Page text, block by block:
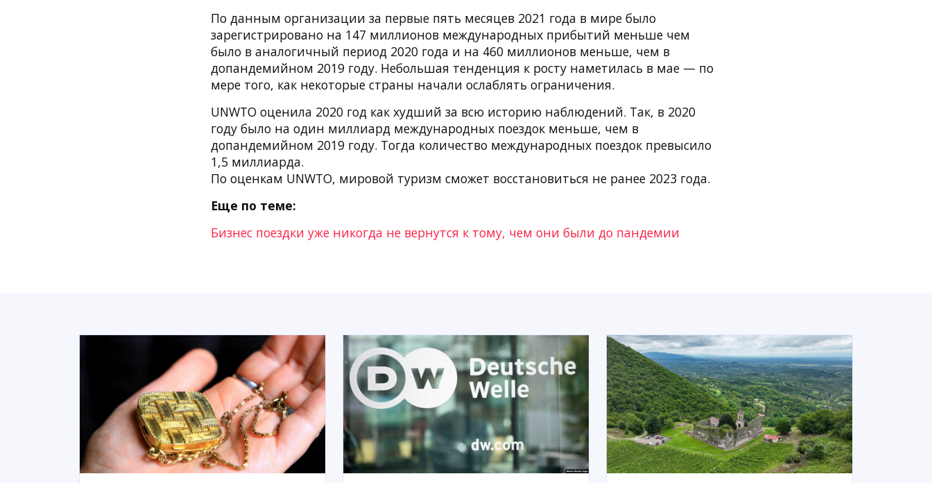
По данным организации за первые пять месяцев 2021 года в мире было
зарегистрировано на 147 миллионов международных прибытий меньше чем
было в аналогичный период 2020 года и на 460 миллионов меньше, чем в
допандемийном 2019 году. Небольшая тенденция к росту наметилась в мае — по
мере того, как некоторые страны начали ослаблять ограничения.
UNWTO оценила 2020 год как худший за всю историю наблюдений. Так, в 2020
году было на один миллиард международных поездок меньше, чем в
допандемийном 2019 году. Тогда количество международных поездок превысило
1,5 миллиарда.
По оценкам UNWTO, мировой туризм сможет восстановиться не ранее 2023 года.
Еще по теме:
Бизнес поездки уже никогда не вернутся к тому, чем они были до пандемии